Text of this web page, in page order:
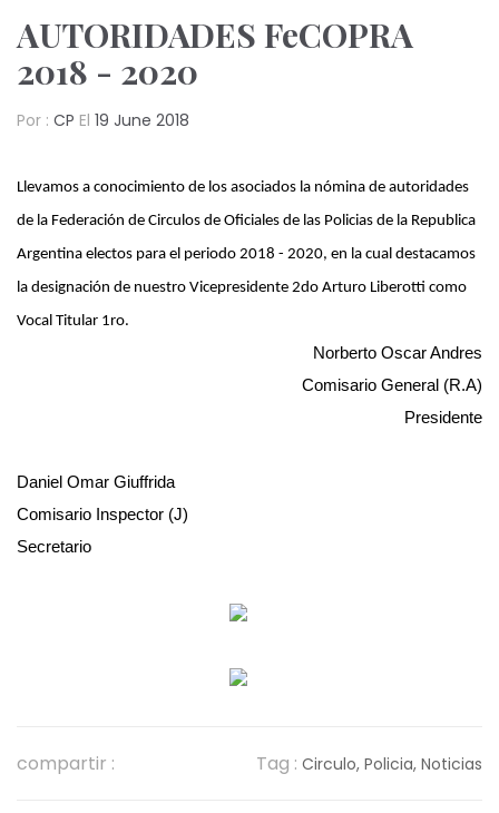
AUTORIDADES FeCOPRA
2018 - 2020
Por : CP El 19 June 2018
Llevamos a conocimiento de los asociados la nómina de autoridades
de la Federación de Circulos de Oficiales de las Policias de la Republica
Argentina electos para el periodo 2018 - 2020, en la cual destacamos
la designación de nuestro Vicepresidente 2do Arturo Liberotti como
Vocal Titular 1ro.
Norberto Oscar Andres
Comisario General (R.A)
Presidente
Daniel Omar Giuffrida
Comisario Inspector (J)
Secretario
compartir : Tag : Circulo, Policia, Noticias